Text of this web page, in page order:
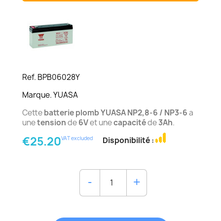
Ref. BPB06028Y
Marque. YUASA
Cettebatterie plombYUASA NP2,8-6 / NP3-6a
unetensionde6Vet unecapacitéde3Ah.
€25.20VAT excluded Disponibilité :